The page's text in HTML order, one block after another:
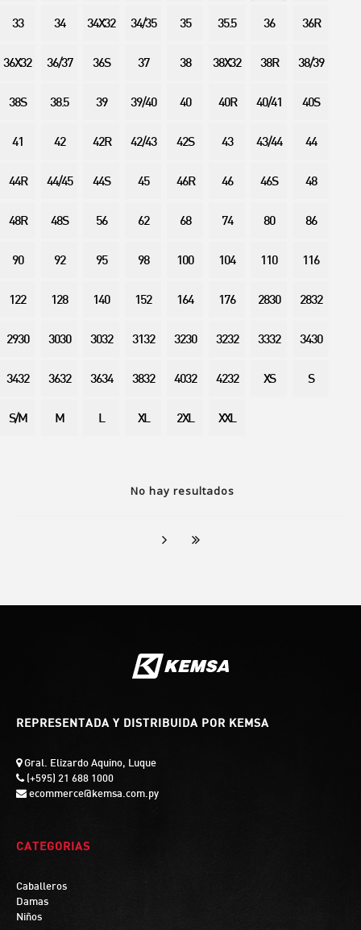
No hay resultados
33 34 34X32 34/35 35 35.5 36 36R
36X32 36/37 36S 37 38 38X32 38R 38/39
38S 38.5 39 39/40 40 40R 40/41 40S
41 42 42R 42/43 42S 43 43/44 44
44R 44/45 44S 45 46R 46 46S 48
48R 48S 56 62 68 74 80 86
90 92 95 98 100 104 110 116
122 128 140 152 164 176 2830 2832
2930 3030 3032 3132 3230 3232 3332 3430
3432 3632 3634 3832 4032 4232 XS S
S/M M L XL 2XL XXL
REPRESENTADA Y DISTRIBUIDA POR KEMSA
Gral. Elizardo Aquino, Luque
(+595) 21 688 1000
ecommerce@kemsa.com.py
CATEGORIAS
Caballeros
Damas
Niños